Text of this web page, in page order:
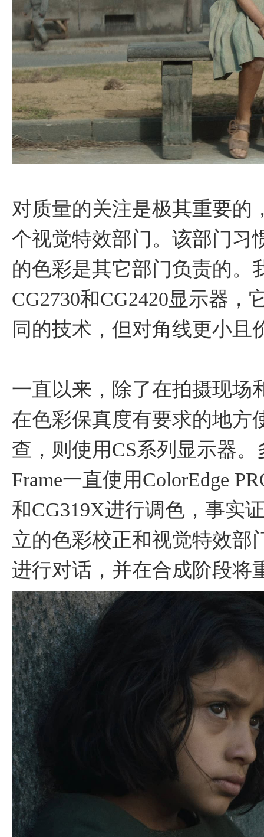
对质量的关注是极其重要的
个视觉特效部门。该部门习
的色彩是其它部门负责的。
CG2730和CG2420显示器
同的技术，但对角线更小且
一直以来，除了在拍摄现场
在色彩保真度有要求的地方
查，则使用CS系列显示器
Frame一直使用ColorEdge
和CG319X进行调色，事实
立的色彩校正和视觉特效部
进行对话，并在合成阶段将